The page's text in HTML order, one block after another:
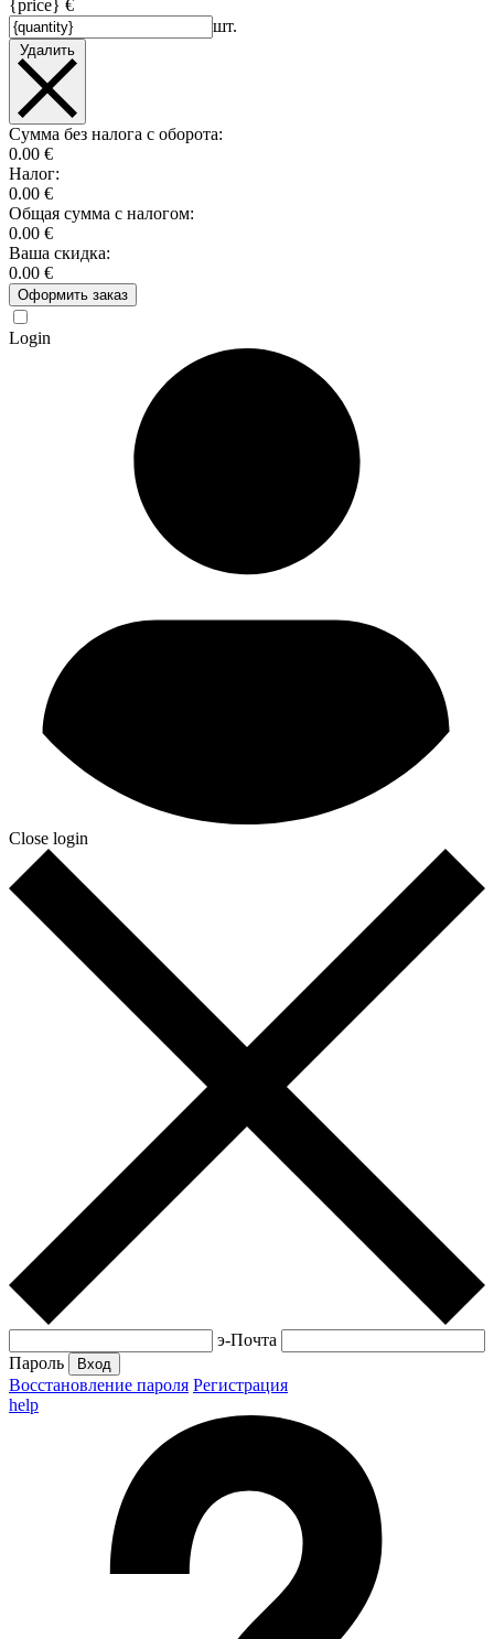
{price} €
шт.
Удалить
Сумма без налога с оборота:
0.00 €
Налог:
0.00 €
Общая сумма с налогом:
0.00 €
Ваша скидка:
0.00 €
Оформить заказ
Login
Close login
э-Почта
Пароль
Вход
Восстановление пароля Регистрация
help